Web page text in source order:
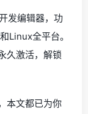
发编辑器，功
Linux全平台。
久激活，解锁
本文都已为你